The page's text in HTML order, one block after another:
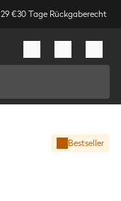
€30 Tage Rückgaberecht
Bestseller